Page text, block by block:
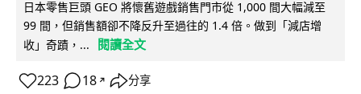
日本零售巨頭 GEO 將懷舊遊戲銷售門市從 1,000 間大幅減至
99 間，但銷售額卻不降反升至過往的 1.4 倍。做到「減店增
收」奇蹟，...
閱讀全文
223 18 ↗ 分享